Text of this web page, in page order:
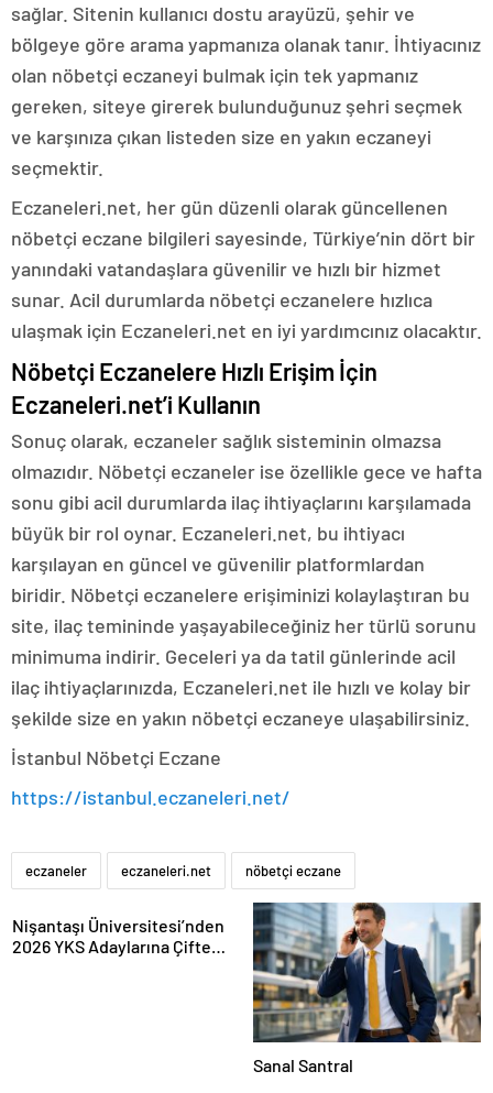
sağlar. Sitenin kullanıcı dostu arayüzü, şehir ve
bölgeye göre arama yapmanıza olanak tanır. İhtiyacınız
olan nöbetçi eczaneyi bulmak için tek yapmanız
gereken, siteye girerek bulunduğunuz şehri seçmek
ve karşınıza çıkan listeden size en yakın eczaneyi
seçmektir.
Eczaneleri.net, her gün düzenli olarak güncellenen
nöbetçi eczane bilgileri sayesinde, Türkiye’nin dört bir
yanındaki vatandaşlara güvenilir ve hızlı bir hizmet
sunar. Acil durumlarda nöbetçi eczanelere hızlıca
ulaşmak için Eczaneleri.net en iyi yardımcınız olacaktır.
Nöbetçi Eczanelere Hızlı Erişim İçin
Eczaneleri.net’i Kullanın
Sonuç olarak, eczaneler sağlık sisteminin olmazsa
olmazıdır. Nöbetçi eczaneler ise özellikle gece ve hafta
sonu gibi acil durumlarda ilaç ihtiyaçlarını karşılamada
büyük bir rol oynar. Eczaneleri.net, bu ihtiyacı
karşılayan en güncel ve güvenilir platformlardan
biridir. Nöbetçi eczanelere erişiminizi kolaylaştıran bu
site, ilaç temininde yaşayabileceğiniz her türlü sorunu
minimuma indirir. Geceleri ya da tatil günlerinde acil
ilaç ihtiyaçlarınızda, Eczaneleri.net ile hızlı ve kolay bir
şekilde size en yakın nöbetçi eczaneye ulaşabilirsiniz.
İstanbul Nöbetçi Eczane
https://istanbul.eczaneleri.net/
eczaneler eczaneleri.net nöbetçi eczane
Nişantaşı Üniversitesi’nden
2026 YKS Adaylarına Çifte
Sanal Santral